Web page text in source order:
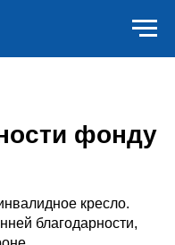
фонду
кресло.
благодарности,